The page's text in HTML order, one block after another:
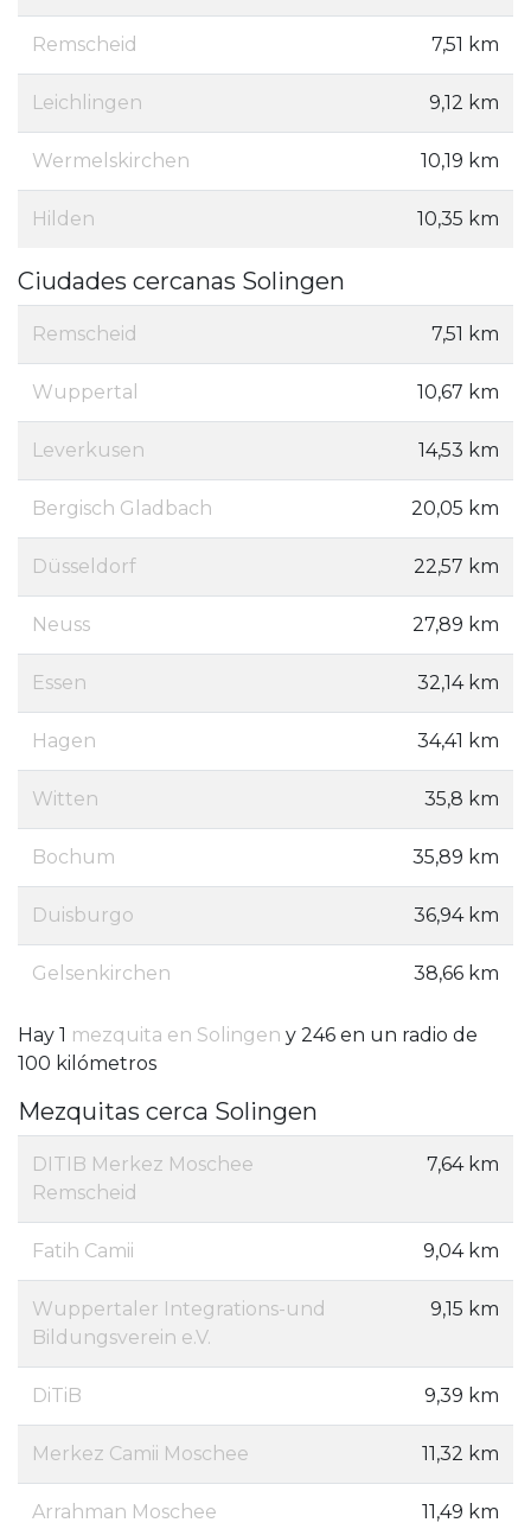
Remscheid 7,51 km
Leichlingen 9,12 km
Wermelskirchen 10,19 km
Hilden 10,35 km
Ciudades cercanas Solingen
Remscheid 7,51 km
Wuppertal 10,67 km
Leverkusen 14,53 km
Bergisch Gladbach 20,05 km
Düsseldorf 22,57 km
Neuss 27,89 km
Essen 32,14 km
Hagen 34,41 km
Witten 35,8 km
Bochum 35,89 km
Duisburgo 36,94 km
Gelsenkirchen 38,66 km
Hay 1 mezquita en Solingen y 246 en un radio de
100 kilómetros
Mezquitas cerca Solingen
DITIB Merkez Moschee
Remscheid
7,64 km
Fatih Camii 9,04 km
Wuppertaler Integrations-und
Bildungsverein e.V.
9,15 km
DiTiB 9,39 km
Merkez Camii Moschee 11,32 km
Arrahman Moschee 11,49 km